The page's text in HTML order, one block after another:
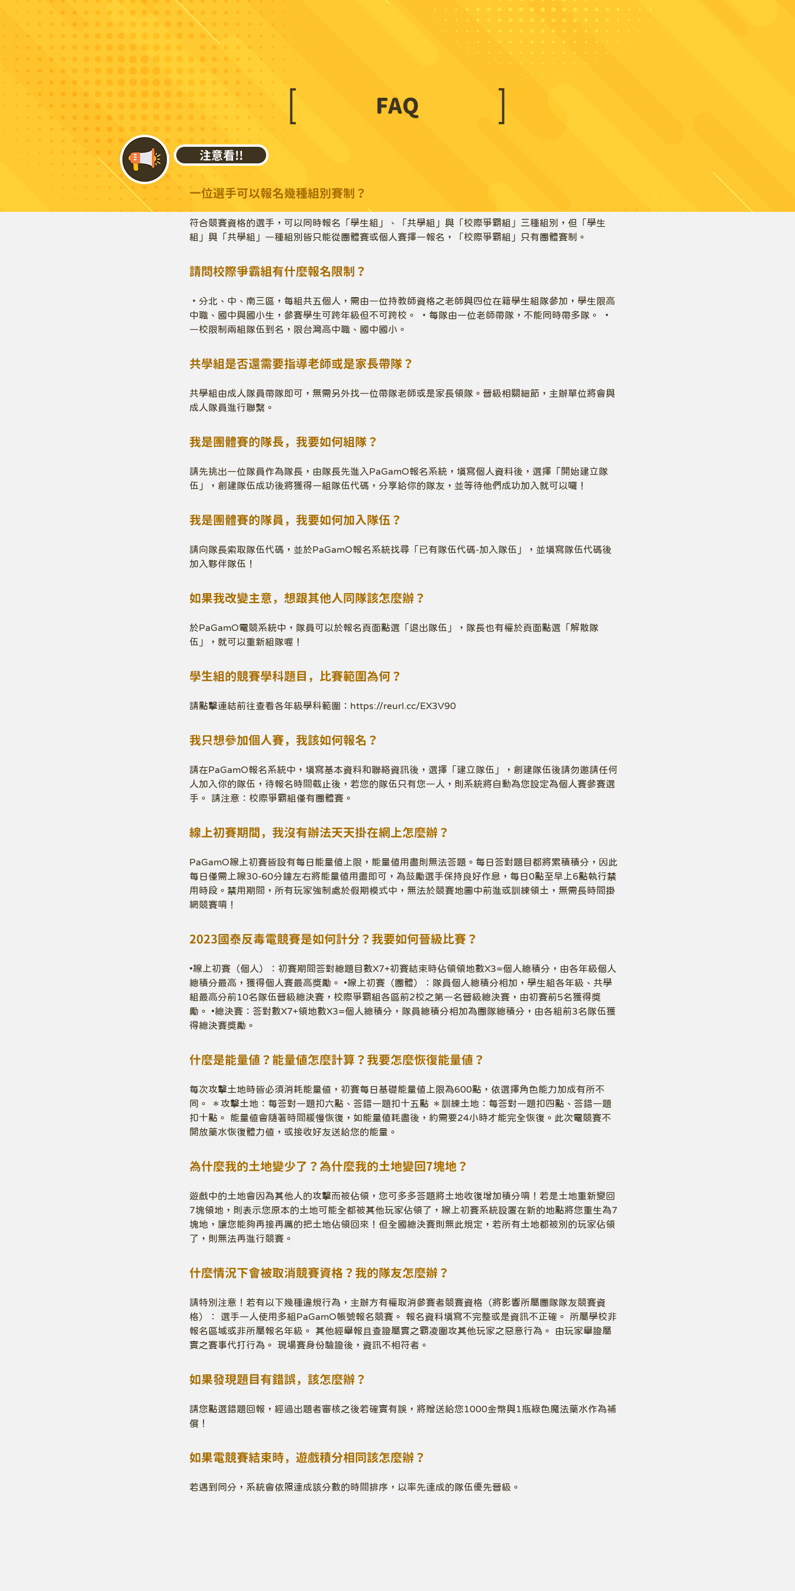
FAQ​
注意看!!
一位選手可以報名幾種組別賽制？
符合競賽資格的選手，可以同時報名「學生組」、「共學組」與「校際爭霸組」三種組別，但「學生
組」與「共學組」一種組別皆只能從團體賽或個人賽擇一報名，「校際爭霸組」只有團體賽制。
請問校際爭霸組有什麼報名限制？
・分北、中、南三區，每組共五個人，需由一位持教師資格之老師與四位在籍學生組隊參加，學生限高
中職、國中與國小生，參賽學生可跨年級但不可跨校。 ・每隊由一位老師帶隊，不能同時帶多隊。 ・
一校限制兩組隊伍到名，限台灣高中職、國中國小。
共學組是否還需要指導老師或是家長帶隊？
共學組由成人隊員帶隊即可，無需另外找一位帶隊老師或是家長領隊。晉級相關細節，主辦單位將會與
成人隊員進行聯繫。
我是團體賽的隊長，我要如何組隊？
請先挑出一位隊員作為隊長，由隊長先進入PaGamO報名系統，填寫個人資料後，選擇「開始建立隊
伍」，創建隊伍成功後將獲得一組隊伍代碼，分享給你的隊友，並等待他們成功加入就可以囉！
我是團體賽的隊員，我要如何加入隊伍？
請向隊長索取隊伍代碼，並於PaGamO報名系統找尋「已有隊伍代碼-加入隊伍」，並填寫隊伍代碼後
加入夥伴隊伍！
如果我改變主意，想跟其他人同隊該怎麼辦？
於PaGamO電競系統中，隊員可以於報名頁面點選「退出隊伍」，隊長也有權於頁面點選「解散隊
伍」，就可以重新組隊喔！
學生組的競賽學科題目，比賽範圍為何？
請點擊連結前往查看各年級學科範圍：https://reurl.cc/EX3V90
我只想參加個人賽，我該如何報名？
請在PaGamO報名系統中，填寫基本資料和聯絡資訊後，選擇「建立隊伍」，創建隊伍後請勿邀請任何
人加入你的隊伍，待報名時間截止後，若您的隊伍只有您一人，則系統將自動為您設定為個人賽參賽選
手。 請注意：校際爭霸組僅有團體賽。
線上初賽期間，我沒有辦法天天掛在網上怎麼辦？
PaGamO線上初賽皆設有每日能量值上限，能量值用盡則無法答題。每日答對題目都將累積積分，因此
每日僅需上線30-60分鐘左右將能量值用盡即可，為鼓勵選手保持良好作息，每日0點至早上6點執行禁
用時段。禁用期間，所有玩家強制處於假期模式中，無法於競賽地圖中前進或訓練領土，無需長時間掛
網競賽唷！
2023國泰反毒電競賽是如何計分？我要如何晉級比賽？
•線上初賽（個人）：初賽期間答對總題目數X7+初賽結束時佔領領地數X3=個人總積分，由各年級個人
總積分最高，獲得個人賽最高獎勵。 •線上初賽（團體）：隊員個人總積分相加，學生組各年級、共學
組最高分前10名隊伍晉級總決賽，校際爭霸組各區前2校之第一名晉級總決賽，由初賽前5名獲得獎
勵。 •總決賽：答對數X7+領地數X3=個人總積分，隊員總積分相加為團隊總積分，由各組前3名隊伍獲
得總決賽獎勵。
什麼是能量値？能量値怎麼計算？我要怎麼恢復能量値？
每次攻擊土地時皆必須消耗能量値，初賽每日基礎能量值上限為600點，依選擇角色能力加成有所不
同。 ＊攻擊土地：每答對一題扣六點、答錯一題扣十五點 ＊訓練土地：每答對一題扣四點、答錯一題
扣十點。 能量値會隨著時間緩慢恢復，如能量值耗盡後，約需要24小時才能完全恢復。此次電競賽不
開放藥水恢復體力値，或接收好友送給您的能量。
為什麼我的土地變少了？為什麼我的土地變回7塊地？
遊戲中的土地會因為其他人的攻擊而被佔領，您可多多答題將土地收復增加積分唷！若是土地重新變回
7塊領地，則表示您原本的土地可能全都被其他玩家佔領了，線上初賽系統設置在新的地點將您重生為7
塊地，讓您能夠再接再厲的把土地佔領回來！但全國總決賽則無此規定，若所有土地都被別的玩家佔領
了，則無法再進行競賽。
什麼情況下會被取消競賽資格？我的隊友怎麼辦？
請特別注意！若有以下幾種違規行為，主辦方有權取消參賽者競賽資格（將影響所屬團隊隊友競賽資
格）： 選手一人使用多組PaGamO帳號報名競賽。 報名資料填寫不完整或是資訊不正確。 所屬學校非
報名區域或非所屬報名年級。 其他經舉報且查證屬實之霸凌圍攻其他玩家之惡意行為。 由玩家舉證屬
實之賽事代打行為。 現場賽身份驗證後，資訊不相符者。
如果發現題目有錯誤，該怎麼辦？
請您點選錯題回報，經過出題者審核之後若確實有誤，將贈送給您1000金幣與1瓶綠色魔法藥水作為補
償！
如果電競賽結束時，遊戲積分相同該怎麼辦？
若遇到同分，系統會依照達成該分數的時間排序，以率先達成的隊伍優先晉級。